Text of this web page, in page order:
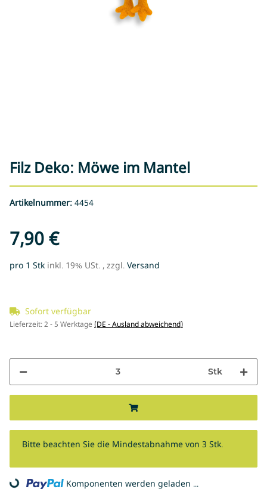
Filz Deko: Möwe im Mantel
Artikelnummer: 4454
7,90 €
pro 1 Stk inkl. 19% USt. , zzgl. Versand
Sofort verfügbar
Lieferzeit:2 - 5 Werktage (DE - Ausland abweichend)
Stk
x
Bitte beachten Sie die Mindestabnahme von 3 Stk.
Komponenten werden geladen ...